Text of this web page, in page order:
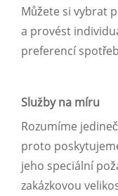
Můžete si vybrat
a provést
preferencí
Služby na míru
Rozumíme
proto
jeho speciální
zakázkovou